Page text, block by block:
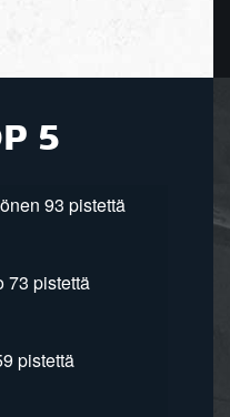
5
93 pistettä
73 pistettä
pistettä